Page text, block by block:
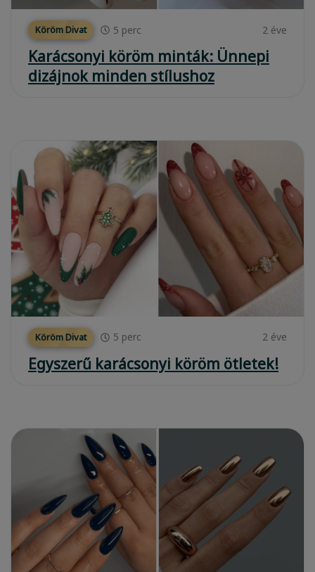
Köröm Divat 5 perc 2 éve
Karácsonyi köröm minták: Ünnepi
dizájnok minden stílushoz
Köröm Divat 5 perc 2 éve
Egyszerű karácsonyi köröm ötletek!